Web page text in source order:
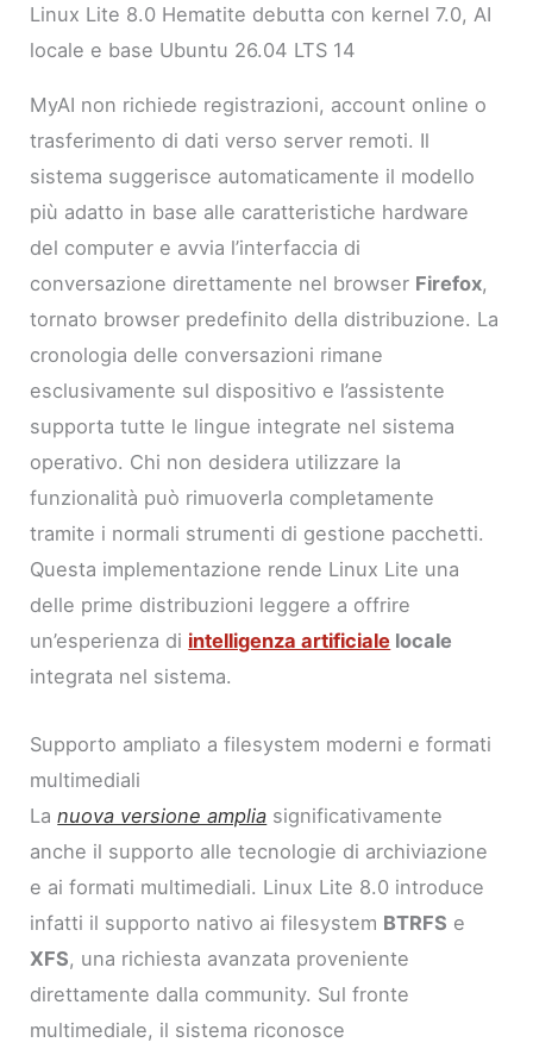
Linux Lite 8.0 Hematite debutta con kernel 7.0, AI
locale e base Ubuntu 26.04 LTS 14
MyAI non richiede registrazioni, account online o
trasferimento di dati verso server remoti. Il
sistema suggerisce automaticamente il modello
più adatto in base alle caratteristiche hardware
del computer e avvia l’interfaccia di
conversazione direttamente nel browser Firefox,
tornato browser predefinito della distribuzione. La
cronologia delle conversazioni rimane
esclusivamente sul dispositivo e l’assistente
supporta tutte le lingue integrate nel sistema
operativo. Chi non desidera utilizzare la
funzionalità può rimuoverla completamente
tramite i normali strumenti di gestione pacchetti.
Questa implementazione rende Linux Lite una
delle prime distribuzioni leggere a offrire
un’esperienza di intelligenza artificiale locale
integrata nel sistema.
Supporto ampliato a filesystem moderni e formati
multimediali
Lanuova versione amplia significativamente
anche il supporto alle tecnologie di archiviazione
e ai formati multimediali. Linux Lite 8.0 introduce
infatti il supporto nativo ai filesystem BTRFS e
XFS, una richiesta avanzata proveniente
direttamente dalla community. Sul fronte
multimediale, il sistema riconosce